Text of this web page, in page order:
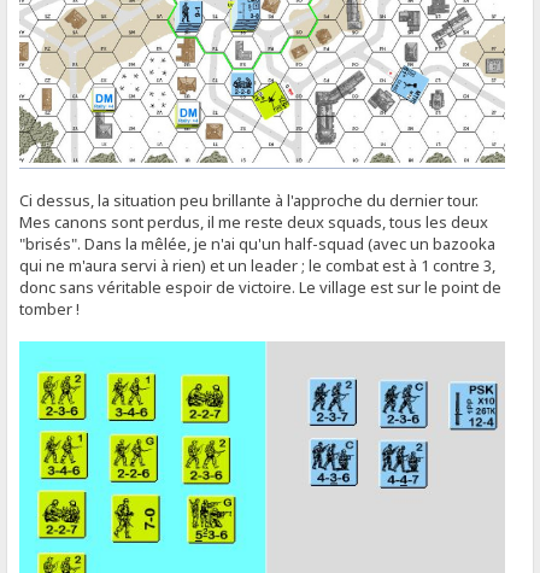
Ci dessus, la situation peu brillante à l'approche du dernier tour.
Mes canons sont perdus, il me reste deux squads, tous les deux
"brisés". Dans la mêlée, je n'ai qu'un half-squad (avec un bazooka
qui ne m'aura servi à rien) et un leader ; le combat est à 1 contre 3,
donc sans véritable espoir de victoire. Le village est sur le point de
tomber !